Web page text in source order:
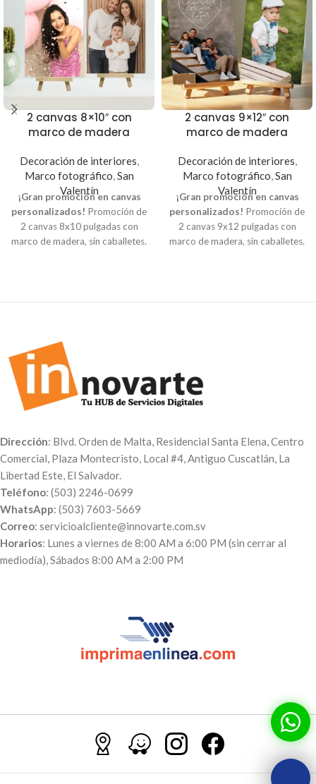
2 canvas 8×10″ con
marco de madera
Decoración de interiores,
Marco fotográfico,San
Valentín
¡Gran promoción en canvas
personalizados! Promoción de
2 canvas 8x10 pulgadas con
marco de madera, sin caballetes.
marco de madera,
diferentes mosaicos creativos,
ideales para decorar tu
habitación, sala u
oficina, también es una bonita
opción de regalo. IVA incluido.
fotografías al Correo:
servicioalcliente@innovarte.com.sv
o a nuestro WhatsApp:(503)
7603-5669. Puedes realizar el
pago a través de nuestra página
web para poder procesar tu
orden. A tu correo te enviaremos
número de pedido y el día en qué
2 canvas 9×12″ con
marco de madera
Decoración de interiores,
Marco fotográfico,San
Valentín
¡Gran promoción en canvas
personalizados! Promoción de
2 canvas 9x12 pulgadas con
marco de madera, sin caballetes.
marco de madera,
oficina, también es una bonita
opción de regalo. IVA incluido.
fotografías alCorreo:
servicioalcliente@innovarte.com.sv
web para poder procesar tu
orden. A tu correo te enviaremos
el comprobante de pago, el
número de pedido y el día en qué
Dirección: Blvd. Orden de Malta, Residencial Santa Elena, Centro
Comercial, Plaza Montecristo, Local #4, Antiguo Cuscatlán, La
Libertad Este, El Salvador.
Teléfono: (503) 2246-0699
WhatsApp: (503) 7603-5669
Correo: servicioalcliente@innovarte.com.sv
Horarios: Lunes a viernes de 8:00 AM a 6:00 PM (sin cerrar al
mediodía), Sábados 8:00 AM a 2:00 PM